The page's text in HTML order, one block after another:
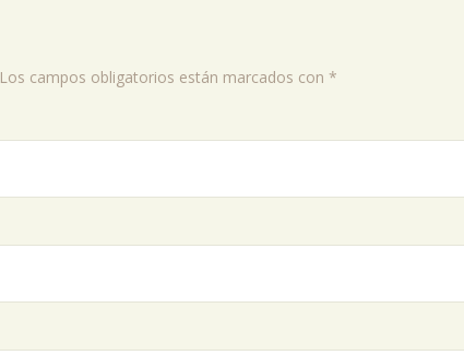
Los campos obligatorios están marcados con *